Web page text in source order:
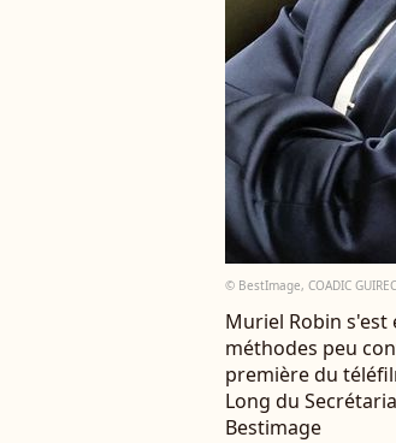
© BestImage, COADIC
Muriel Robin
méthodes peu
première du
Long du
Bestimage